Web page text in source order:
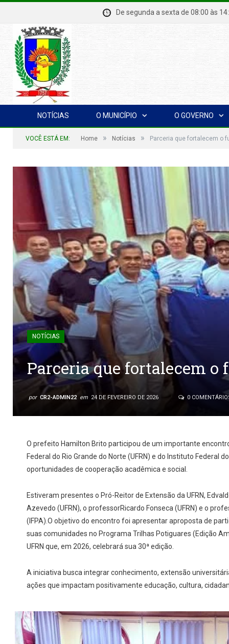
De segunda a sexta de 08:00
NOTÍCIAS O MUNICÍPIO O GOVERNO
VOCÊ ESTÁ EM: Home » Notícias » Parceria que fortalecem o
NOTÍCIAS
Parceria que fortalecem o
por CR2-ADMIN22 em 24 DE FEVEREIRO DE 2026 0
O prefeito Hamilton Brito participou de um importante
Federal do Rio Grande do Norte (UFRN) e do Instituto Federal
oportunidades de cooperação acadêmica e social.
Estiveram presentes o Pró-Reitor de Extensão da UFRN,
Azevedo (UFRN), o professorRicardo Fonseca (UFRN) e o
(IFPA).O objetivo do encontro foi apresentar aproposta de
suas comunidades no Programa Trilhas Potiguares (Edição
UFRN que, em 2026, celebrará sua 30ª edição.
A iniciativa busca integrar conhecimento, extensão
ações que impactam positivamente educação, cultura,